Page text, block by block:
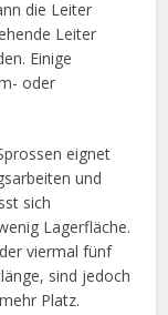
die Leiter
Leiter
Einige
oder
eignet
und
sich
Lagerfläche.
viermal fünf
sind jedoch
Platz.